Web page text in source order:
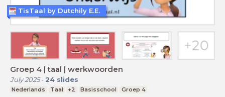
Groep 4 | taal | werkwoorden
July 2025- 24 slides
Nederlands Taal +2 Basisschool Groep 4
TisTaal by Dutchily E.E.